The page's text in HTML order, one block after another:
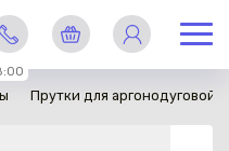
Прутки для аргонодуговой